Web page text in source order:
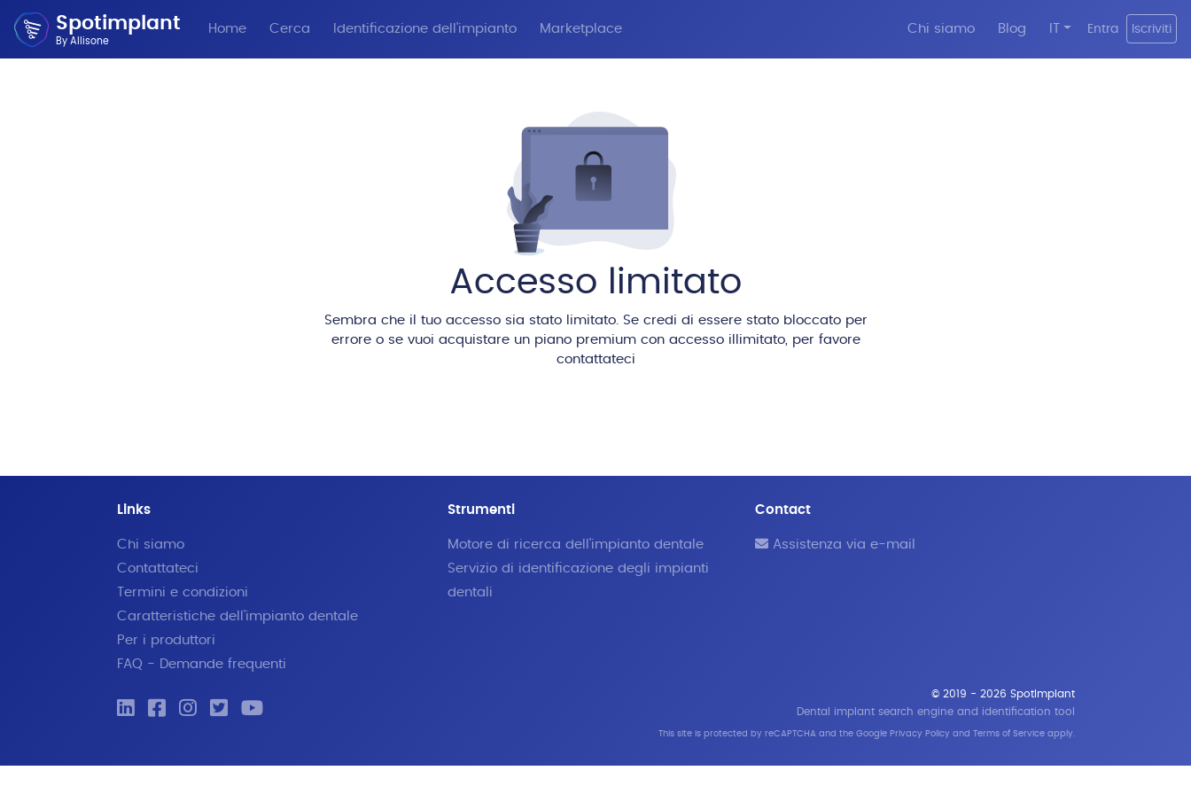
Spotimplant
By Allisone
Home Cerca Identificazione dell'impianto Marketplace Chi siamo Blog Entra Iscriviti
Accesso limitato
Sembra che il tuo accesso sia stato limitato. Se credi di essere stato bloccato per
errore o se vuoi acquistare un piano premium con accesso illimitato, per favore
contattateci
Links
Chi siamo
Contattateci
Termini e condizioni
Caratteristiche dell'impianto dentale
Per i produttori
FAQ - Demande frequenti
Strumenti
Motore di ricerca dell'impianto dentale
Servizio di identificazione degli impianti
dentali
Contact
Assistenza via e-mail
© 2019 - 2026 SpotImplant
Dental implant search engine and identification tool
This site is protected by reCAPTCHA and the Google Privacy Policy and Terms of Serviceapply.